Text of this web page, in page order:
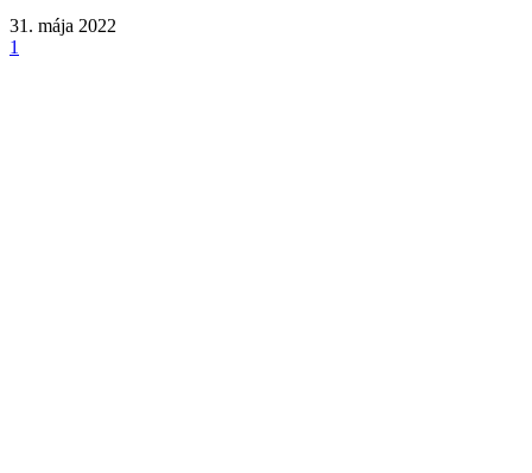
31. mája 2022
1